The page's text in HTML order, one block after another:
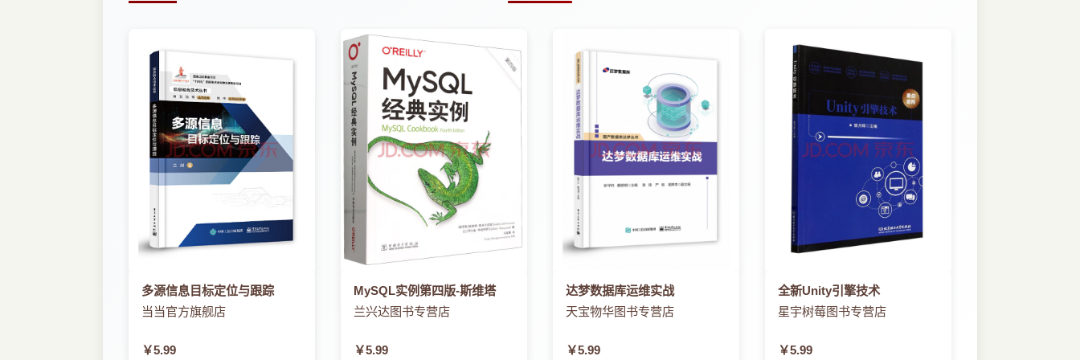
多源信息目标定位与跟踪
当当官方旗舰店
￥5.99
MySQL实例第四版-斯维塔
兰兴达图书专营店
￥5.99
达梦数据库运维实战
天宝物华图书专营店
￥5.99
全新Unity引擎技术
星宇树莓图书专营店
￥5.99